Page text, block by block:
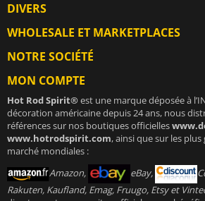
DIVERS
WHOLESALE ET MARKETPLACES
NOTRE SOCIÉTÉ
MON COMPTE
Hot Rod Spirit®est une marque déposée à
décoration américaine depuis 24 ans, nous
références sur nos boutiques officielles
www.hotrodspirit.com, ainsi que sur les
marché mondiales :
Amazon,
eBay,
Rakuten, Kaufland, Emag, Fruugo, Etsy et